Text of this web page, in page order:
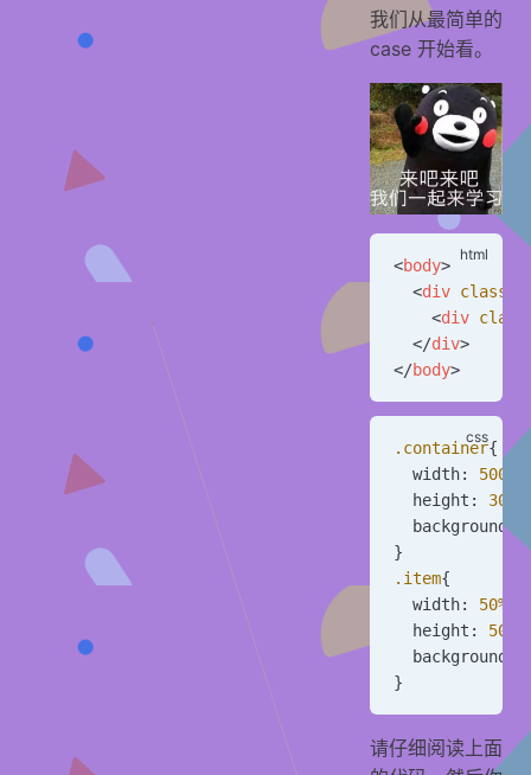
我们从最简单的
case 开始看。
<body>
  <
div class
    <
div class
  </
div>
</body>
.container{
  width:
500
  height:
300
background-
}
.item{
  width:
50%
  height:
50
background-
}
请仔细阅读上面